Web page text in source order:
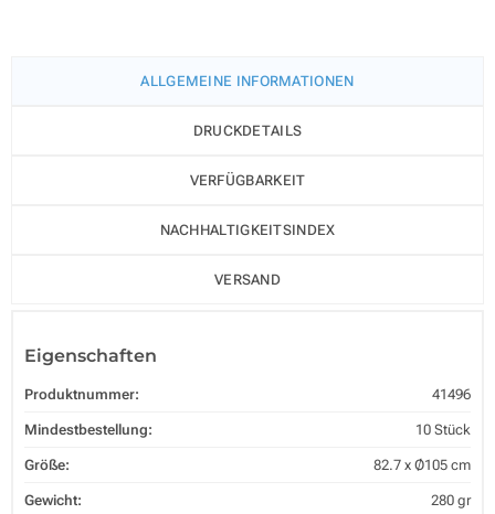
ALLGEMEINE INFORMATIONEN
DRUCKDETAILS
VERFÜGBARKEIT
NACHHALTIGKEITSINDEX
VERSAND
Eigenschaften
Produktnummer: 41496
Mindestbestellung: 10 Stück
Größe: 82.7 x Ø105 cm
Gewicht: 280 gr